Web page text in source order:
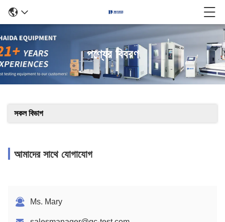
পণ্যের বিবরণ
সকল বিভাগ
আমাদের সাথে যোগাযোগ
Ms. Mary